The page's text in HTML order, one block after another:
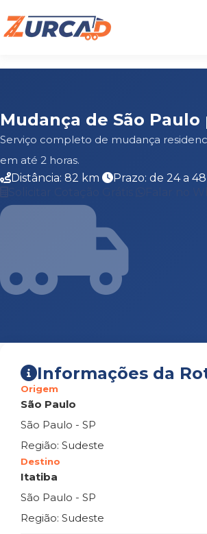
Mudança de São
Serviço completo de mudança
em até 2 horas.
Distância: 82 km
Prazo: de 24 a
Informações da
Origem
São Paulo
São Paulo - SP
Região: Sudeste
Destino
Itatiba
São Paulo - SP
Região: Sudeste